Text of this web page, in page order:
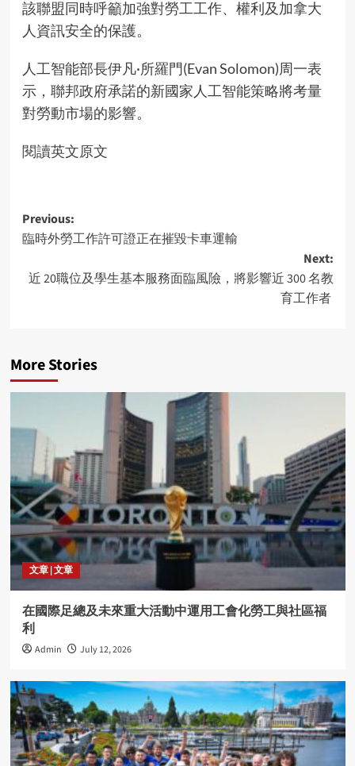
該聯盟同時呼籲加強對勞工工作、權利及加拿大
人資訊安全的保護。
人工智能部長伊凡·所羅門(Evan Solomon)周一表
示，聯邦政府承諾的新國家人工智能策略將考量
對勞動市場的影響。
閱讀英文原文
Post
navigation
Previous:
臨時外勞工作許可證正在摧毀卡車運輸
Next:
近 20職位及學生基本服務面臨風險，將影響近 300 名教
育工作者
More Stories
文章 | 文章
在國際足總及未來重大活動中運用工會化勞工與社區福
利
Admin July 12, 2026